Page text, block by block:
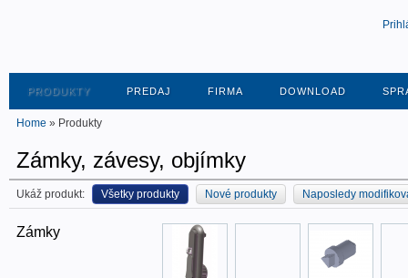
PRODUKTY PREDAJ FIRMA DOWNLOAD
Home » Produkty
Zámky, závesy, objímky
Ukáž produkt: Všetky produkty Nové produkty Naposledy
Zámky